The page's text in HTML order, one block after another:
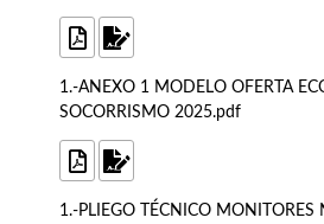
1.-ANEXO 1 MODELO OFERTA
SOCORRISMO 2025.pdf
1.-PLIEGO TÉCNICO MONITORES